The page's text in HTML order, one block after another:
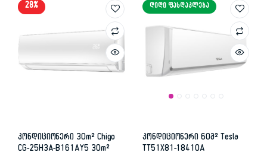
28%
კონდიციონერი 30m² Chigo
CG-25H3A-B161AY5 30m²
ᲓᲘᲓᲘ ᲤᲐᲡᲓᲐᲙᲚᲔᲑᲐ
კონდიციონერი 60მ² Tesla
TT51X81-18410A